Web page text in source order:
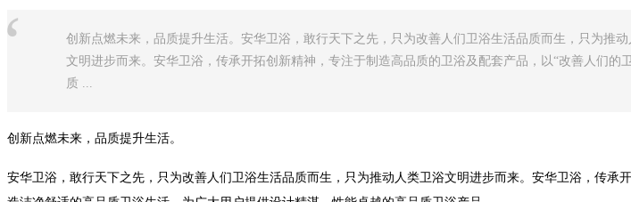
创新点燃未来，品质提升生活。安华卫浴，敢行天下之先，只为改善人们卫浴生活品质而生，只为推动
文明进步而来。安华卫浴，传承开拓创新精神，专注于制造高品质的卫浴及配套产品，以“改善人们的
质 ...
创新点燃未来，品质提升生活。
安华卫浴，敢行天下之先，只为改善人们卫浴生活品质而生，只为推动人类卫浴文明进步而来。安华卫浴，传